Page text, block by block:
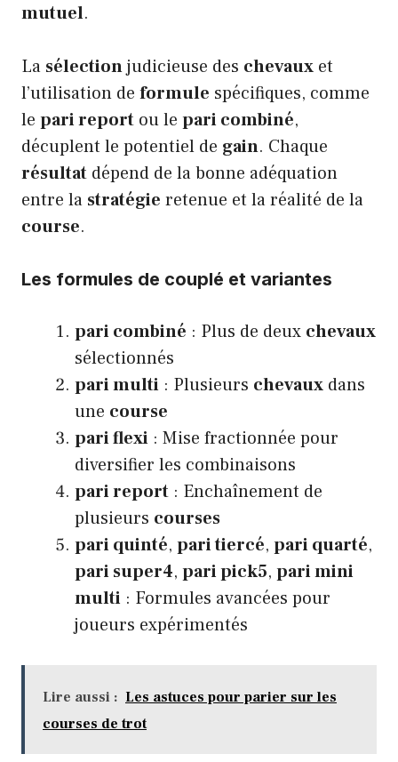
mutuel.
La sélectionjudicieuse des chevaux et
l’utilisation de formule spécifiques, comme
le pari report ou le pari combiné,
décuplent le potentiel de gain. Chaque
résultat dépend de la bonne adéquation
entre la stratégie retenue et la réalité de la
course.
Les formules de couplé et variantes
pari combiné : Plus de deux chevaux
sélectionnés
pari multi : Plusieurs chevaux dans
une course
pari flexi : Mise fractionnée pour
diversifier les combinaisons
pari report : Enchaînement de
plusieurs courses
pari quinté, pari tiercé, pari quarté,
pari super4, pari pick5, pari mini
multi : Formules avancées pour
joueurs expérimentés
Lire aussi : Les astuces pour parier sur les
courses de trot